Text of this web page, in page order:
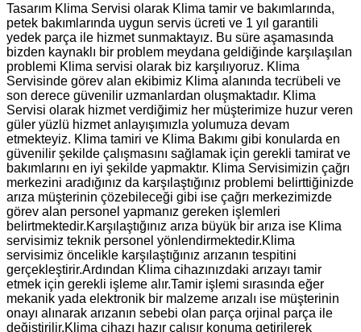
Tasarım Klima Servisi olarak Klima tamir ve bakımlarında,
petek bakımlarında uygun servis ücreti ve 1 yıl garantili
yedek parça ile hizmet sunmaktayız. Bu süre aşamasında
bizden kaynaklı bir problem meydana geldiğinde karşılaşılan
problemi Klima servisi olarak biz karşılıyoruz. Klima
Servisinde görev alan ekibimiz Klima alanında tecrübeli ve
son derece güvenilir uzmanlardan oluşmaktadır. Klima
Servisi olarak hizmet verdiğimiz her müşterimize huzur veren
güler yüzlü hizmet anlayışımızla yolumuza devam
etmekteyiz. Klima tamiri ve Klima Bakımı gibi konularda en
güvenilir şekilde çalışmasını sağlamak için gerekli tamirat ve
bakımlarını en iyi şekilde yapmaktır. Klima Servisimizin çağrı
merkezini aradığınız da karşılaştığınız problemi belirttiğinizde
arıza müşterinin çözebileceği gibi ise çağrı merkezimizde
görev alan personel yapmanız gereken işlemleri
belirtmektedir.Karşılaştığınız arıza büyük bir arıza ise Klima
servisimiz teknik personel yönlendirmektedir.Klima
servisimiz öncelikle karşılaştığınız arızanın tespitini
gerçekleştirir.Ardından Klima cihazınızdaki arızayı tamir
etmek için gerekli işleme alır.Tamir işlemi sırasında eğer
mekanik yada elektronik bir malzeme arızalı ise müşterinin
onayı alınarak arızanın sebebi olan parça orjinal parça ile
değiştirilir.Klima cihazı hazır çalışır konuma getirilerek